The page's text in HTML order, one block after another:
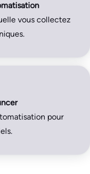
vous collectez
pour